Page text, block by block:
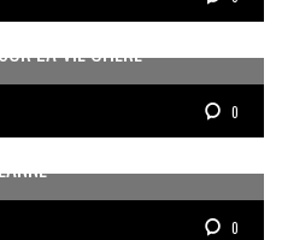
LA VIE CHÈRE
0
FACE AUX
0